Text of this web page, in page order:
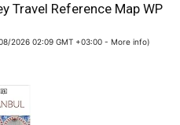
Travel Reference Map WP
2026 02:09 GMT +03:00 - More info)